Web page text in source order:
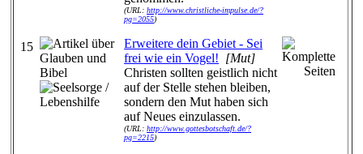
(URL: http://www.christliche-impulse.de/?
pg=2055)
15
Erweitere dein Gebiet - Sei
frei wie ein Vogel! [Mut]
Christen sollten geistlich nicht
auf der Stelle stehen bleiben,
sondern den Mut haben sich
auf Neues einzulassen.
(URL: http://www.gottesbotschaft.de/?
pg=2215)